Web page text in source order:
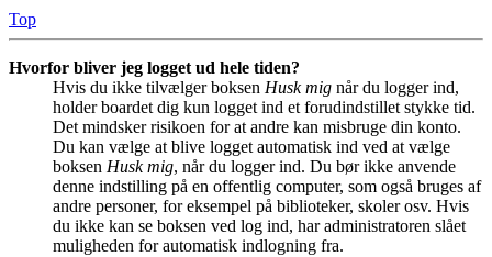
Top
Hvorfor bliver jeg logget ud hele tiden?
Hvis du ikke tilvælger boksen Husk mig når du logger ind,
holder boardet dig kun logget ind et forudindstillet stykke tid.
Det mindsker risikoen for at andre kan misbruge din konto.
Du kan vælge at blive logget automatisk ind ved at vælge
boksen Husk mig, når du logger ind. Du bør ikke anvende
denne indstilling på en offentlig computer, som også bruges af
andre personer, for eksempel på biblioteker, skoler osv. Hvis
du ikke kan se boksen ved log ind, har administratoren slået
muligheden for automatisk indlogning fra.